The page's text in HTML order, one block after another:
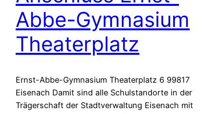
Abbe-Gymnasium
Theaterplatz
Ernst-Abbe-Gymnasium Theaterplatz 6 99817
Eisenach Damit sind alle Schulstandorte in der
Trägerschaft der Stadtverwaltung Eisenach mit